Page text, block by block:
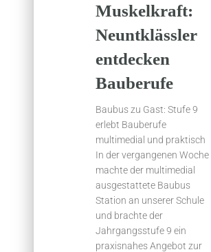
Muskelkraft:
Neuntklässler
entdecken
Bauberufe
Baubus zu Gast: Stufe 9
erlebt Bauberufe
multimedial und praktisch
In der vergangenen Woche
machte der multimedial
ausgestattete Baubus
Station an unserer Schule
und brachte der
Jahrgangsstufe 9 ein
praxisnahes Angebot zur